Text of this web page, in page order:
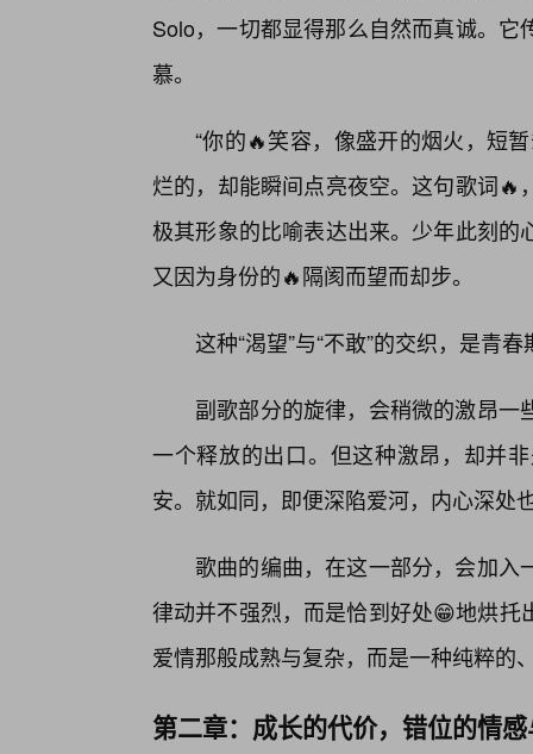
Solo，一切都显得那么自然而真诚。
慕。
“你的🔥笑容，像盛开的烟火，短
烂的，却能瞬间点亮夜空。这句歌词
极其形象的比喻表达出来。少年此刻
又因为身份的🔥隔阂而望而却步。
这种“渴望”与“不敢”的交织，是青
副歌部分的旋律，会稍微的激昂
一个释放的出口。但这种激昂，却并
安。就如同，即便深陷爱河，内心深处
歌曲的编曲，在这一部分，会加入
律动并不强烈，而是恰到好处😁地烘
爱情那般成熟与复杂，而是一种纯粹的
第二章：成长的代价，错位的情